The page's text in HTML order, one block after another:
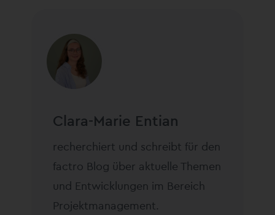
Clara-Marie Entian
recherchiert und schreibt für den
factro Blog über aktuelle Themen
und Entwicklungen im Bereich
Projektmanagement.